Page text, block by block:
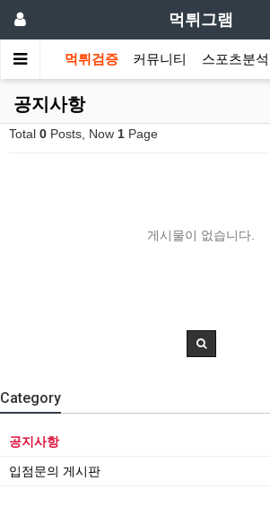
먹튀그램
먹튀검증 커뮤니티 스포츠분석
공지사항
Total 0 Posts, Now 1 Page
게시물이 없습니다.
Category
공지사항
입점문의 게시판